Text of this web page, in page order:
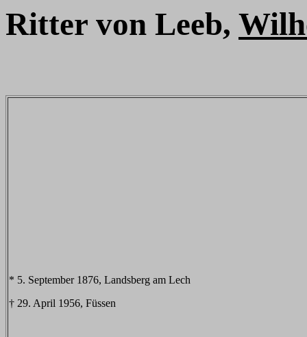
Ritter von Leeb,
* 5. September 1876, Landsberg am Lech
† 29. April 1956, Füssen